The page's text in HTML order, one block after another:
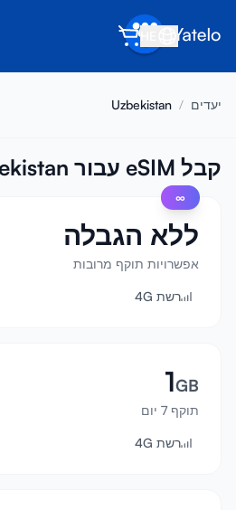
אודות
הרוויח
הפנה חבר
הפוך לשותף
מרכז עזרה
תאימות מכשירים
התחבר
יעדים /
Uzbekistan
קבל eSIM עבור Uzbekistan
∞
ללא הגבלה
אפשרויות תוקף מרובות
רשת 4G
1GB
תוקף 7 יום
רשת 4G